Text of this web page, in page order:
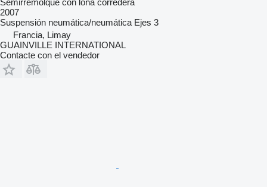
2007
Suspensión neumática/neumática Ejes 3
Francia, Limay
GUAINVILLE INTERNATIONAL
Contacte con el vendedor